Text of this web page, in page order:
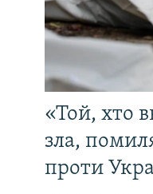
«Той, хто
зла,
проти